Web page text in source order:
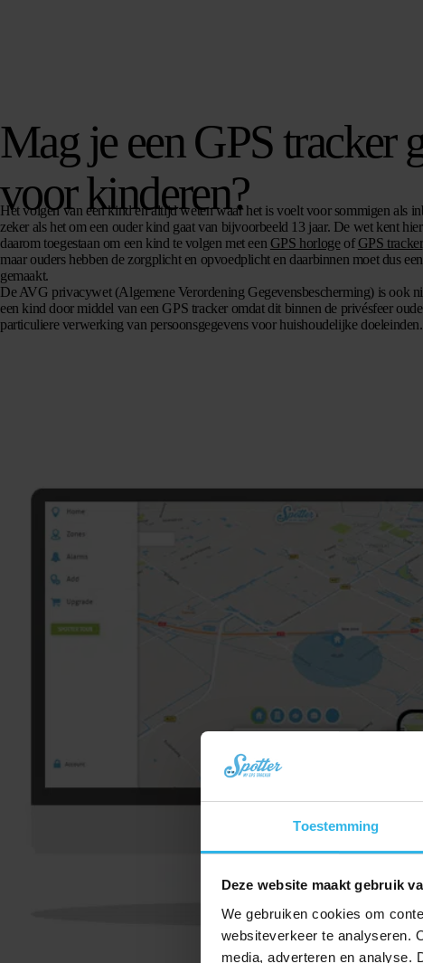
Toestemming
Deze website maakt gebruik
We gebruiken cookies om
websiteverkeer te analyseren.
media, adverteren en analyse.
Mag je een GPS tracker
voor kinderen?
Het volgen van een kind en altijd weten waar het is voelt voor sommigen als
zeker als het om een ouder kind gaat van bijvoorbeeld 13 jaar. De wet kent
daarom toegestaan om een kind te volgen met een GPS horlogeof GPS tracker
maar ouders hebben de zorgplicht en opvoedplicht en daarbinnen moet dus
gemaakt.
De AVG privacywet (Algemene Verordening Gegevensbescherming) is ook
een kind door middel van een GPS tracker omdat dit binnen de privésfeer
particuliere verwerking van persoonsgegevens voor huishoudelijke doeleinden.